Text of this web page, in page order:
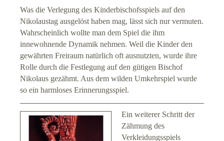
Was die Verlegung des Kinderbischofsspiels auf den
Nikolaustag ausgelöst haben mag, lässt sich nur vermuten.
Wahrscheinlich wollte man dem Spiel die ihm
innewohnende Dynamik nehmen. Weil die Kinder den
gewährten Freiraum natürlich oft ausnutzten, wurde ihre
Rolle durch die Festlegung auf den gütigen Bischof
Nikolaus gezähmt. Aus dem wilden Umkehrspiel wurde
so ein harmloses Erinnerungsspiel.
Ein weiterer Schritt der
Zähmung des
Verkleidungsspiels